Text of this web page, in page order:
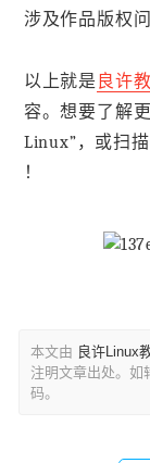
涉及作品版权
以上就是 良许
容。想要了解
Linux”，或扫
！
本文由 良许Linux
注明文章出处。如
码。